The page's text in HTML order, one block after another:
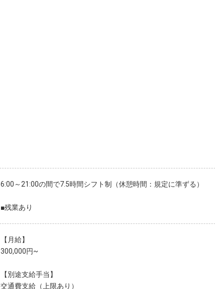
6:00～21:00の間で7.5時間シフト制（休憩時間：規定に準ずる）
■残業あり
【月給】
300,000円~
【別途支給手当】
交通費支給（上限あり）